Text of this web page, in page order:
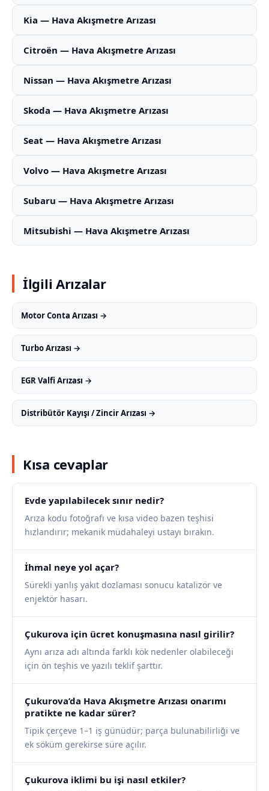
Kia — Hava Akışmetre Arızası
Citroën — Hava Akışmetre Arızası
Nissan — Hava Akışmetre Arızası
Skoda — Hava Akışmetre Arızası
Seat — Hava Akışmetre Arızası
Volvo — Hava Akışmetre Arızası
Subaru — Hava Akışmetre Arızası
Mitsubishi — Hava Akışmetre Arızası
İlgili Arızalar
Motor Conta Arızası →
Turbo Arızası →
EGR Valfi Arızası →
Distribütör Kayışı / Zincir Arızası →
Kısa cevaplar
Evde yapılabilecek sınır nedir?
Arıza kodu fotoğrafı ve kısa video bazen teşhisi
hızlandırır; mekanik müdahaleyi ustayı bırakın.
İhmal neye yol açar?
Sürekli yanlış yakıt dozlaması sonucu katalizör ve
enjektör hasarı.
Çukurova için ücret konuşmasına nasıl girilir?
Aynı arıza adı altında farklı kök nedenler olabileceği
için ön teşhis ve yazılı teklif şarttır.
Çukurova’da Hava Akışmetre Arızası onarımı
pratikte ne kadar sürer?
Tipik çerçeve 1–1 iş günüdür; parça bulunabilirliği ve
ek söküm gerekirse süre açılır.
Çukurova iklimi bu işi nasıl etkiler?